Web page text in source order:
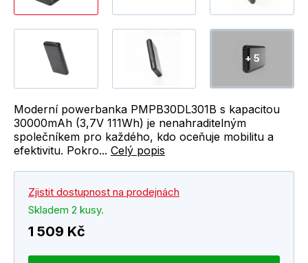
+ 5
Moderní powerbanka PMPB30DL301B s kapacitou
30000mAh (3,7V 111Wh) je nenahraditelným
společníkem pro každého, kdo oceňuje mobilitu a
efektivitu. Pokro... Celý popis
Zjistit dostupnost na prodejnách
Skladem 2 kusy.
1 509 Kč